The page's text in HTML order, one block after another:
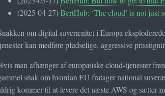
(2025-04-27)BertHub: ‘The cloud’ is not just
om digital suverænitet i Europa
kan medføre pludselige, aggressive
man afhænger af europæiske cloud-tjenester
snak om hvordan EU fratager national
kommer til at levere det næste AWS og sætter